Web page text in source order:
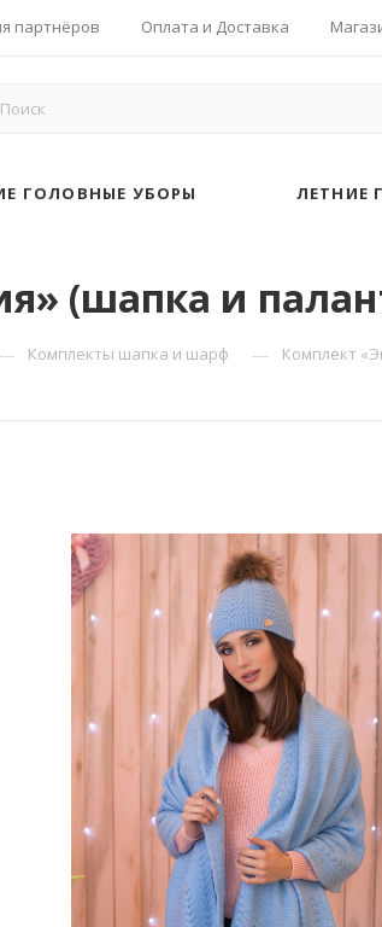
партнёров Оплата и Доставка
ГОЛОВНЫЕ УБОРЫ ЛЕТНИЕ
(шапка и
Комплекты шапка и шарф — Комплект